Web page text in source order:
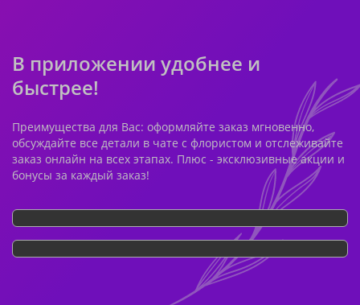
В приложении удобнее и
быстрее!
Преимущества для Вас: оформляйте заказ мгновенно,
обсуждайте все детали в чате с флористом и отслеживайте
заказ онлайн на всех этапах. Плюс - эксклюзивные акции и
бонусы за каждый заказ!